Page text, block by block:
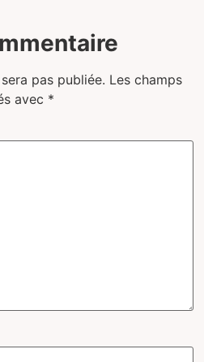
pas publiée. Les champs
avec *